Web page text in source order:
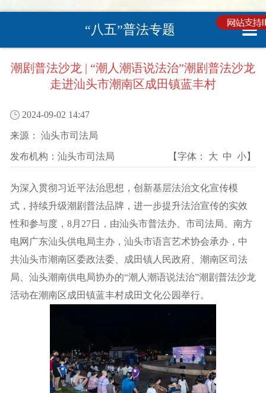
“八五”普法专题
您现在所在的位置 :首页>“八五”普法>“八五”普法 >普法动态
潮剧普法沙龙 | “潮人潮语说法治”潮剧普法沙龙
走进汕头市潮南区成田镇蓝丰村
2024-09-02 14:47
来源： 汕头市司法局
发布机构： 汕头市司法局 【字体： 大 中 小】
为深入贯彻习近平法治思想，创新基层法治文化宣传模
式，持续升级潮剧普法品牌，进一步提升法治宣传的实效
性和参与度，8月27日，由汕头市普法办、市司法局、南方
电网广东汕头供电局主办，汕头市语言艺术协会承办，中
共汕头市潮南区委政法委、成田镇人民政府、潮南区司法
局、汕头潮南供电局协办的“潮人潮语说法治”潮剧普法沙龙
活动在潮南区成田镇蓝丰村成田文化公园举行。